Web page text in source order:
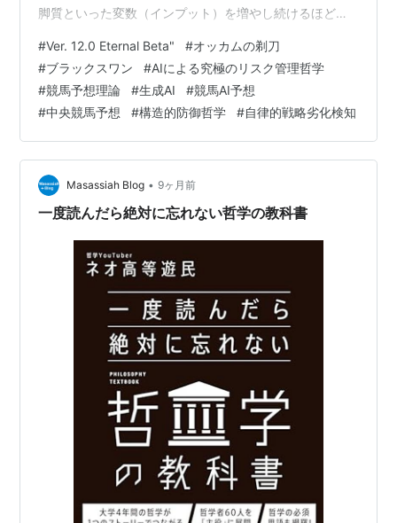
脚質といった変数（インプット）を増やし続けるほど、
病巣に侵されました。 オーバーフィッティングとは、過
去データにしか存在しない無意味なノイズまでパターン
として学習し、将来の実戦での予測性能を低下させる現
象です。 Ver. 12.0は、この教訓から「オッカムの剃刀
（Occam's Razor）」を戦略哲学として導入しました。
オッカムの剃刀…
#Ver. 12.0 Eternal Beta" #オッカムの剃刀
#ブラックスワン #AIによる究極のリスク管理哲学
#競馬予想理論 #生成AI #競馬AI予想
#中央競馬予想 #構造的防御哲学 #自律的戦略劣化検知
Masassiah Blog • 9ヶ月前
一度読んだら絶対に忘れない哲学の教科書